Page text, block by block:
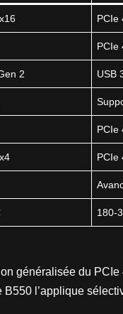
PCIe
PCIe
2 USB
PCIe
PCIe
180-
généralisée du
l’applique